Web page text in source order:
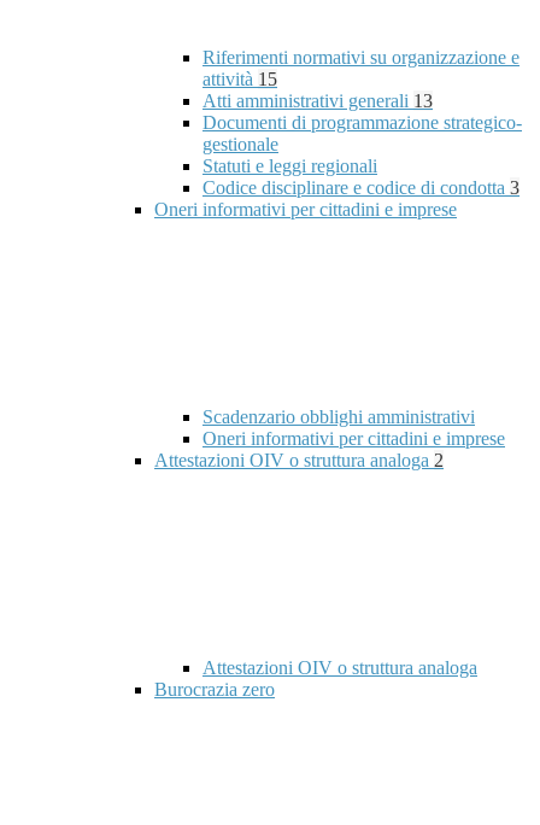
Riferimenti normativi su organizzazione e
attività 15
Atti amministrativi generali 13
Documenti di programmazione strategico-
gestionale
Statuti e leggi regionali
Codice disciplinare e codice di condotta 3
Oneri informativi per cittadini e imprese
Scadenzario obblighi amministrativi
Oneri informativi per cittadini e imprese
Attestazioni OIV o struttura analoga 2
Attestazioni OIV o struttura analoga
Burocrazia zero